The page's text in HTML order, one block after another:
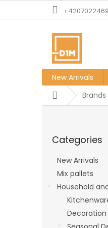
New Arrivals
HomeBrands
categories
Categories
New Arrivals
Mix pallets
Household
Decoration